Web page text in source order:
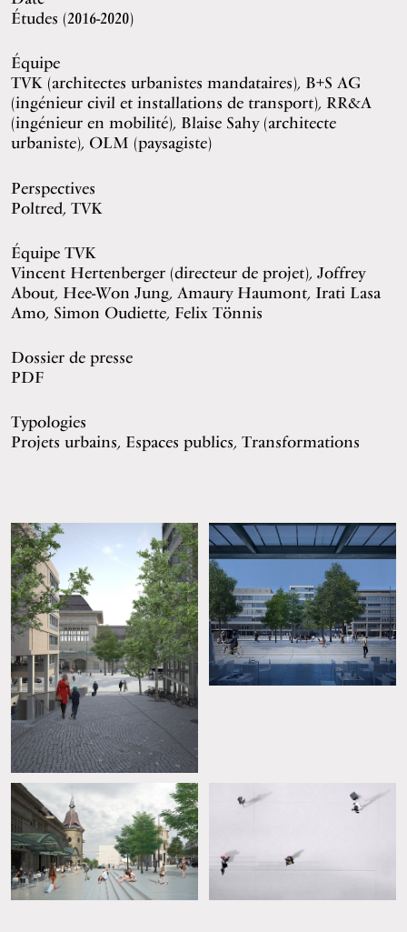
Études (2016-2020)
Équipe
TVK (architectes urbanistes mandataires), B+S AG
(ingénieur civil et installations de transport), RR&A
(ingénieur en mobilité), Blaise Sahy (architecte
urbaniste), OLM (paysagiste)
Perspectives
Poltred, TVK
Équipe TVK
Vincent Hertenberger (directeur de projet), Joffrey
About, Hee-Won Jung, Amaury Haumont, Irati Lasa
Amo, Simon Oudiette, Felix Tönnis
Dossier de presse
PDF
Typologies
Projets urbains, Espaces publics, Transformations